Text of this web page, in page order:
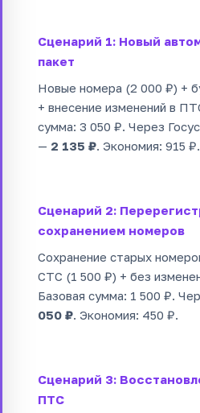
Сценарий 1: Новый
пакет
Новые номера (2 000 ₽) +
+ внесение изменений в
сумма: 3 050 ₽. Через
— 2 135 ₽. Экономия: 915 ₽.
Сценарий 2:
сохранением номеров
Сохранение старых
СТС (1 500 ₽) + без
Базовая сумма: 1 500 ₽.
050 ₽. Экономия: 450 ₽.
Сценарий 3:
ПТС